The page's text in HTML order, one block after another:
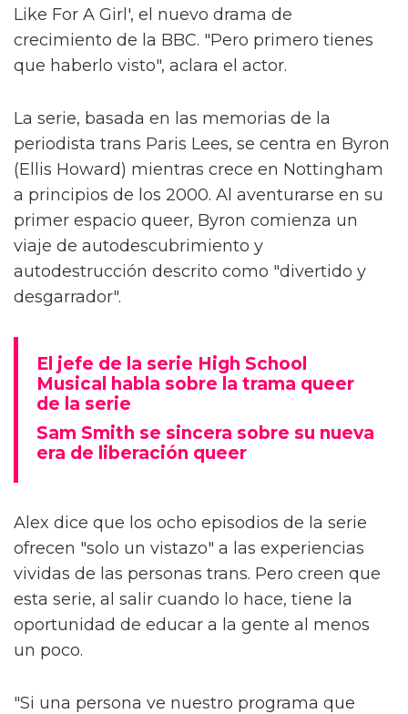
Like For A Girl', el nuevo drama de
crecimiento de la BBC. "Pero primero tienes
que haberlo visto", aclara el actor.
La serie, basada en las memorias de la
periodista trans Paris Lees, se centra en Byron
(Ellis Howard) mientras crece en Nottingham
a principios de los 2000. Al aventurarse en su
primer espacio queer, Byron comienza un
viaje de autodescubrimiento y
autodestrucción descrito como "divertido y
desgarrador".
El jefe de la serie High School
Musical habla sobre la trama queer
de la serie
Sam Smith se sincera sobre su nueva
era de liberación queer
Alex dice que los ocho episodios de la serie
ofrecen "solo un vistazo" a las experiencias
vividas de las personas trans. Pero creen que
esta serie, al salir cuando lo hace, tiene la
oportunidad de educar a la gente al menos
un poco.
"Si una persona ve nuestro programa que